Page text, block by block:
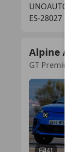
ES-
Alpine
GT
41